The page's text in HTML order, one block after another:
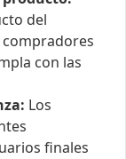
del
con las
Los
finales